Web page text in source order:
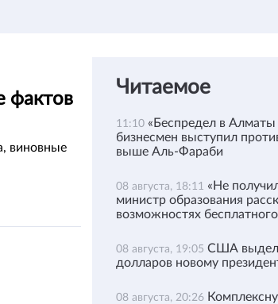
фактов
виновные
Читаемое
11:10 «Беспредел в
бизнесмен выступил
выше Аль-Фараби
08 августа, 18:11 «Не
министр образования
возможностях
08 августа, 19:05 США
долларов новому
08 августа, 20:26